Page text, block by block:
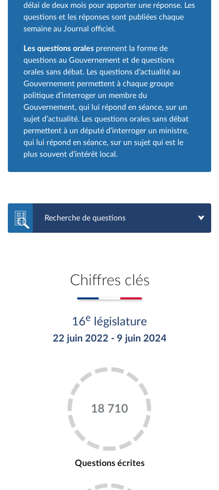
délai de deux mois pour apporter une réponse. Les
questions et les réponses sont publiées chaque
semaine au Journal officiel.
Les questions orales prennent la forme de
questions au Gouvernement et de questions
orales sans débat. Les questions d’actualité au
Gouvernement permettent à chaque groupe
politique d’interroger un membre du
Gouvernement, qui lui répond en séance, sur un
sujet d’actualité. Les questions orales sans débat
permettent à un député d’interroger un ministre,
qui lui répond en séance, sur un sujet qui est le
plus souvent d’intérêt local.
Recherche de questions
Chiffres clés
16e législature
22 juin 2022 - 9 juin 2024
18 710
Questions écrites